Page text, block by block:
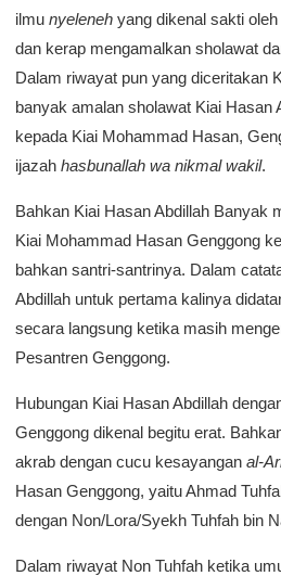
ilmu nyeleneh yang dikenal sakti
dan kerap mengamalkan sholawat
Dalam riwayat pun yang diceritakan
banyak amalan sholawat Kiai Hasan
kepada Kiai Mohammad Hasan,
ijazah hasbunallah wa nikmal wakil.
Bahkan Kiai Hasan Abdillah Banyak
Kiai Mohammad Hasan Genggong
bahkan santri-santrinya. Dalam
Abdillah untuk pertama kalinya
secara langsung ketika masih
Pesantren Genggong.
Hubungan Kiai Hasan Abdillah
Genggong dikenal begitu erat.
akrab dengan cucu kesayangan al-
Hasan Genggong, yaitu Ahmad
dengan Non/Lora/Syekh Tuhfah bin
Dalam riwayat Non Tuhfah ketika